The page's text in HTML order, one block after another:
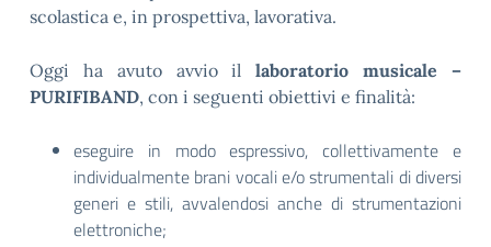
scolastica e, in prospettiva, lavorativa.
Oggi ha avuto avvio illaboratorio musicale –
PURIFIBAND, con i seguenti obiettivi e finalità:
eseguire in modo espressivo, collettivamente e
individualmente brani vocali e/o strumentali di diversi
generi e stili, avvalendosi anche di strumentazioni
elettroniche;